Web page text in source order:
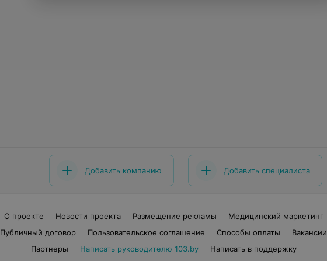
Добавить компанию Добавить специалиста
О проекте Новости проекта Размещение рекламы
Медицинский маркетинг
Публичный договор
Пользовательское соглашение Способы оплаты
Вакансии
Партнеры
Написать руководителю 103.by
Написать в поддержку